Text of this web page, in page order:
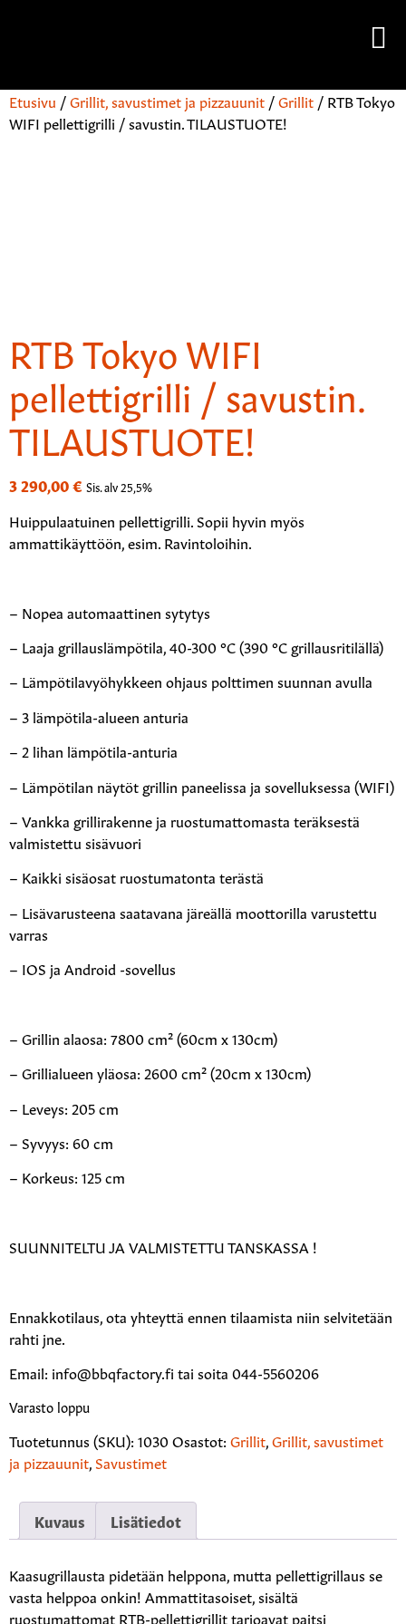
Etusivu /Grillit, savustimet ja pizzauunit /Grillit / RTB Tokyo
WIFI pellettigrilli / savustin. TILAUSTUOTE!
RTB Tokyo WIFI
pellettigrilli / savustin.
TILAUSTUOTE!
3 290,00€ Sis. alv 25,5%
Huippulaatuinen pellettigrilli. Sopii hyvin myös
ammattikäyttöön, esim. Ravintoloihin.
– Nopea automaattinen sytytys
– Laaja grillauslämpötila, 40-300 °C (390 °C grillausritilällä)
– Lämpötilavyöhykkeen ohjaus polttimen suunnan avulla
– 3 lämpötila-alueen anturia
– 2 lihan lämpötila-anturia
– Lämpötilan näytöt grillin paneelissa ja sovelluksessa (WIFI)
– Vankka grillirakenne ja ruostumattomasta teräksestä
valmistettu sisävuori
– Kaikki sisäosat ruostumatonta terästä
– Lisävarusteena saatavana järeällä moottorilla varustettu
varras
– IOS ja Android -sovellus
– Grillin alaosa: 7800 cm² (60cm x 130cm)
– Grillialueen yläosa: 2600 cm² (20cm x 130cm)
– Leveys: 205 cm
– Syvyys: 60 cm
– Korkeus: 125 cm
SUUNNITELTU JA VALMISTETTU TANSKASSA !
Ennakkotilaus, ota yhteyttä ennen tilaamista niin selvitetään
rahti jne.
Email: info@bbqfactory.fi tai soita 044-5560206
Varasto loppu
Tuotetunnus (SKU): 1030 Osastot: Grillit Grillit, savustimet
ja pizzauunit Savustimet
Kuvaus Lisätiedot
Kaasugrillausta pidetään helppona, mutta pellettigrillaus se
vasta helppoa onkin! Ammattitasoiset, sisältä
ruostumattomat RTB-pellettigrillit tarjoavat paitsi